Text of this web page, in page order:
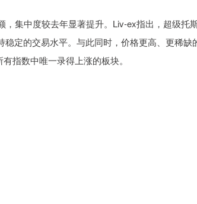
集中度较去年显著提升。Liv-ex指出，超级托
定的交易水平。与此同时，价格更高、更稀缺
指数中唯一录得上涨的板块。